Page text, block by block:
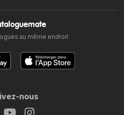
au même endroit
nous